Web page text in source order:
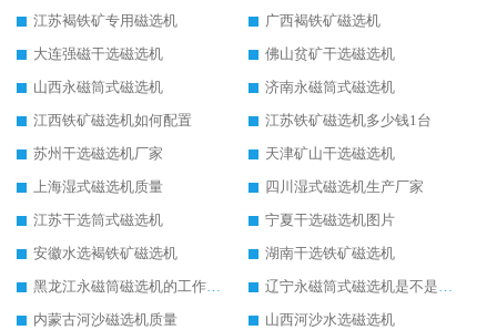
江苏褐铁矿专用磁选机
广西褐铁矿磁选机
大连强磁干选磁选机
佛山贫矿干选磁选机
山西永磁筒式磁选机
济南永磁筒式磁选机
江西铁矿磁选机如何配置
江苏铁矿磁选机多少钱1台
苏州干选磁选机厂家
天津矿山干选磁选机
上海湿式磁选机质量
四川湿式磁选机生产厂家
江苏干选筒式磁选机
宁夏干选磁选机图片
安徽水选褐铁矿磁选机
湖南干选铁矿磁选机
黑龙江永磁筒磁选机的工作原理
辽宁永磁筒式磁选机是不是强磁
内蒙古河沙磁选机质量
山西河沙水选磁选机